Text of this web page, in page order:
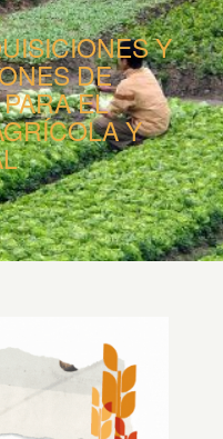
Y
DE
EL
Y